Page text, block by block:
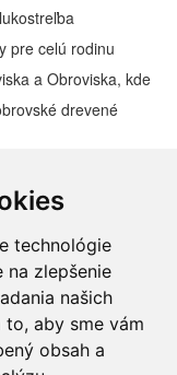
technológie
na zlepšenie
našich
aby sme vám
obsah a
pre celú rodinu
a Obroviska, kde
drevené
(Harry Potter)
cien
plná dobrôt – od